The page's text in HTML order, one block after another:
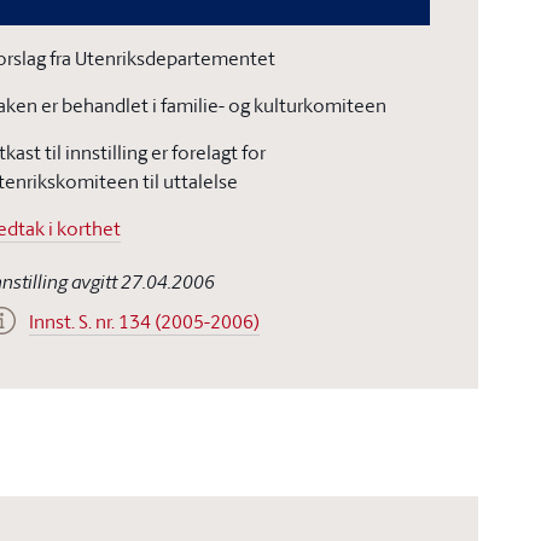
fra Utenriksdepartementet
er behandlet i familie- og kulturkomiteen
til innstilling er forelagt for
til uttalelse
i korthet
avgitt 27.04.2006
Innst. S. nr. 134 (2005-2006)